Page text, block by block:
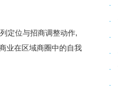
定位与招商调整动作,
业在区域商圈中的自我
·
·
·
·
·